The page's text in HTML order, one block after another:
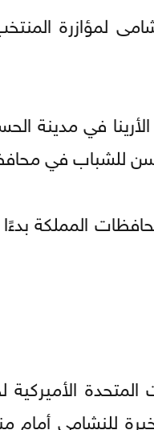
لمؤازرة
في مدينة
للشباب في
شبابياً في جميع محافظات
المتحدة
الودية الأخيرة